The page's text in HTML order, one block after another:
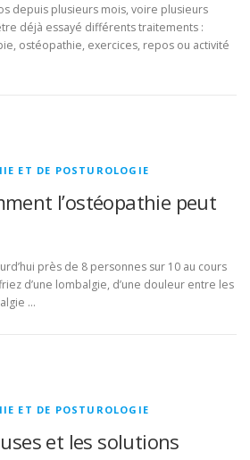
depuis plusieurs mois, voire plusieurs
déjà essayé différents traitements :
ostéopathie, exercices, repos ou activité
ET DE POSTUROLOGIE
l’ostéopathie peut
près de 8 personnes sur 10 au cours
d’une lombalgie, d’une douleur entre les
…
ET DE POSTUROLOGIE
et les solutions